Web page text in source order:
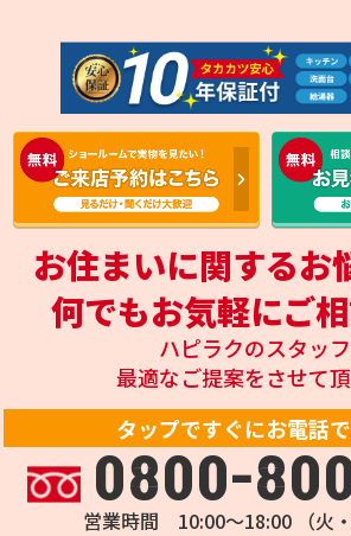
お住まいに関するお
何でもお気軽にご
ハピラクのスタッ
最適なご提案をさせて
タップですぐにお電話
0800-
営業時間 10:00～18:00 （火・